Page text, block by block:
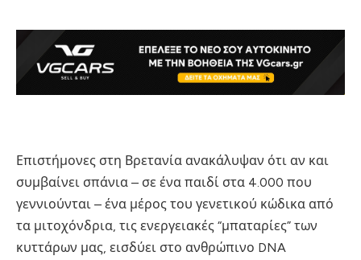
Επιστήμονες στη Βρετανία ανακάλυψαν ότι αν και
συμβαίνει σπάνια – σε ένα παιδί στα 4.000 που
γεννιούνται – ένα μέρος του γενετικού κώδικα από
τα μιτοχόνδρια, τις ενεργειακές “μπαταρίες” των
κυττάρων μας, εισδύει στο ανθρώπινο DNA